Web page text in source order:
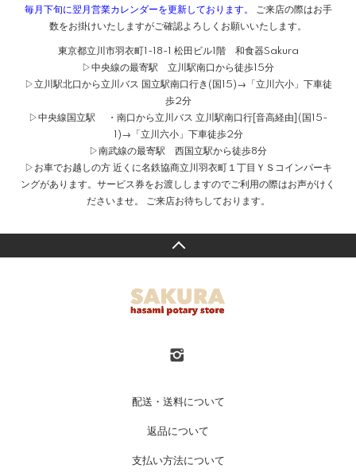
毎月下旬に翌月営業カレンダーを更新しております。
ご来店の際はお手
数をお掛けいたしますがご確認よろしくお願いいたします。
東京都立川市羽衣町1-18-1 松田ビル1階 和食器Sakura
▷中央線の最寄駅 立川駅南口から徒歩15分
▷立川駅北口から立川バス 国立駅南口行き(国15)→「立川六小」下車徒
歩2分
▷中央線国立駅 ・南口から立川バス 立川駅南口行[音高経由](国15-
1)→「立川六小」下車徒歩2分
▷南武線の最寄駅 西国立駅から徒歩8分
▷お車でお越しの方 近くに名鉄協商立川羽衣町１丁目ＹＳコインパーキ
ングがあります。サービス券をお渡ししますのでご利用の際はお声がけく
ださいませ。 ご来店お待ちしております。
配送・送料について
返品について
支払い方法について